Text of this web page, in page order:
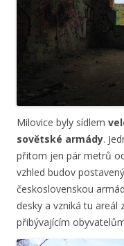
Milovice byly sídlem
sovětské armády.
přitom jen pár metrů
vzhled budov
československou
desky a vzniká tu areál
přibývajícím